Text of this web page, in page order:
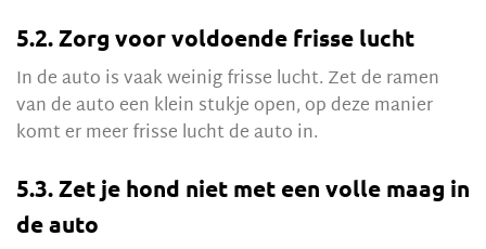
5.2. Zorg voor voldoende frisse lucht
In de auto is vaak weinig frisse lucht. Zet de ramen
van de auto een klein stukje open, op deze manier
komt er meer frisse lucht de auto in.
5.3. Zet je hond niet met een volle maag in
de auto